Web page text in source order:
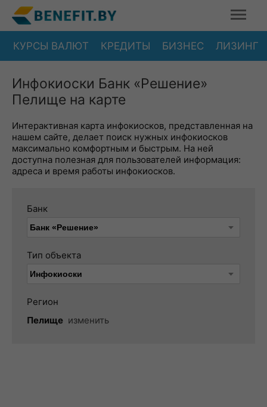
КУРСЫ ВАЛЮТ КРЕДИТЫ БИЗНЕС ЛИЗИНГ
Инфокиоски Банк «Решение»
Пелище на карте
Интерактивная карта инфокиосков, представленная на
нашем сайте, делает поиск нужных инфокиосков
максимально комфортным и быстрым. На ней
доступна полезная для пользователей информация:
адреса и время работы инфокиосков.
Банк
Тип объекта
Регион
Пелище изменить